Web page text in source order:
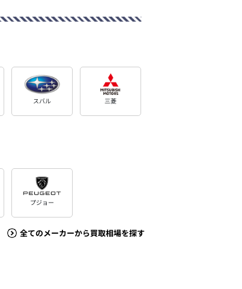
スバル 三菱
プジョー
全てのメーカーから買取相場を探す